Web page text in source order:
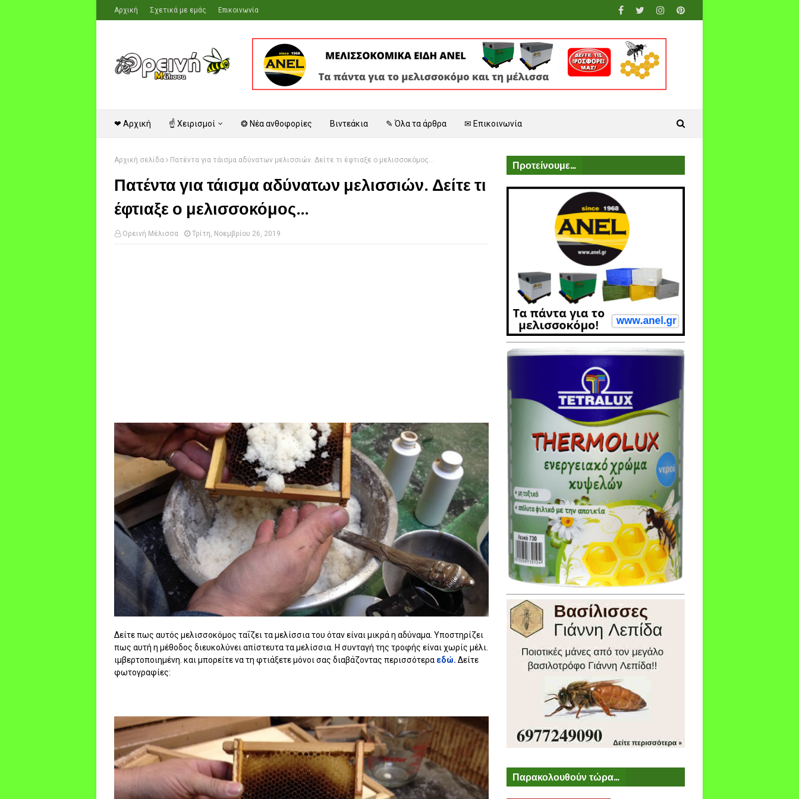
Αρχική Σχετικά με εμάς Επικοινωνία
❤ Αρχική ☝ Χειρισμοί ❂ Νέα ανθοφορίες Βιντεάκια ✎ Όλα τα άρθρα ✉ Επικοινωνία
Αρχική σελίδα Πατέντα για τάισμα αδύνατων μελισσιών. Δείτε τι έφτιαξε ο μελισσοκόμος...
Πατέντα για τάισμα αδύνατων μελισσιών. Δείτε τι
έφτιαξε ο μελισσοκόμος...
Ορεινή Μέλισσα Τρίτη, Νοεμβρίου 26, 2019
Δείτε πως αυτός μελισσοκόμος ταΐζει τα μελίσσια του όταν είναι μικρά η αδύναμα. Υποστηρίζει
πως αυτή η μέθοδος διευκολύνει απίστευτα τα μελίσσια. Η συνταγή της τροφής είναι χωρίς μέλι.
ιμβερτοποιημένη. και μπορείτε να τη φτιάξετε μόνοι σας διαβάζοντας περισσότερα εδώ. Δείτε
φωτογραφίες:
Προτείνουμε...
Παρακολουθούν τώρα...